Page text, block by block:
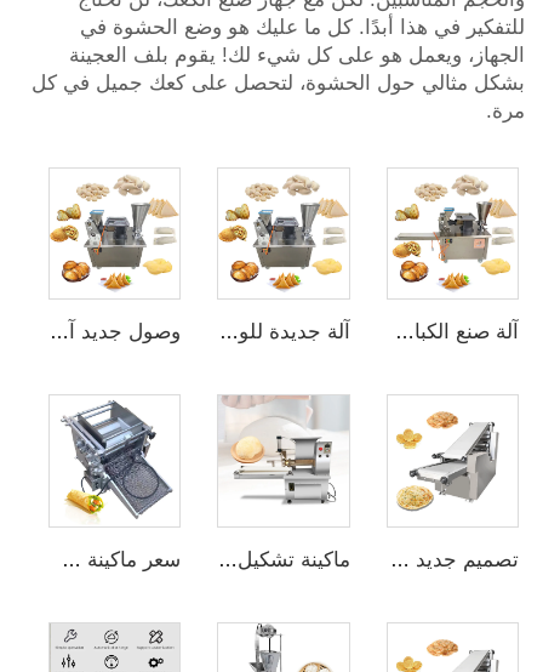
للتفكير في هذا أبدًا. كل ما عليك هو وضع الحشوة في
الجهاز، ويعمل هو على كل شيء لك! يقوم بلف العجينة
بشكل مثالي حول الحشوة، لتحصل على كعك جميل في كل
مرة.
آلة صنع الكباب الأوتوماتيكية الصغيرة المطلوبة بشدة التي تنتج 4800 قطعة/ساعة، آلة تصنيع العجين الأوتوماتيكية التي تنتج 20,000 قطعة/ساعة الموردة من المصنع آلة جديدة للوصول تلقائيًا لصنع الكعك الصيني MJ-80 وآلة إمبانادا للبيع وصول جديد آلة الكعك التلقائي وآلة صنع الساموسا المنزلية
تصميم جديد ماكينة صنع الخبز النان تاكوس ماكينة صنع التورتيا "خط إنتاج الروتي البيزا" ماكينة تشكيل وتقطيع الكرات الصغيرة للبيتزا وزن دوار أسطواني صغير كرة دائرية ماكينة العجين والقاطع سعر ماكينة صنع تاكو الصناعية التي تعمل ببطاقات الائتمان لصنع التورتيلا